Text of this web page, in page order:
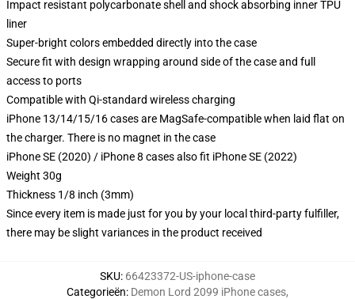
Impact resistant polycarbonate shell and shock absorbing inner TPU
liner
Super-bright colors embedded directly into the case
Secure fit with design wrapping around side of the case and full
access to ports
Compatible with Qi-standard wireless charging
iPhone 13/14/15/16 cases are MagSafe-compatible when laid flat on
the charger. There is no magnet in the case
iPhone SE (2020) / iPhone 8 cases also fit iPhone SE (2022)
Weight 30g
Thickness 1/8 inch (3mm)
Since every item is made just for you by your local third-party fulfiller,
there may be slight variances in the product received
SKU: 66423372-US-iphone-case
Categorieën: Demon Lord 2099 iPhone cases,